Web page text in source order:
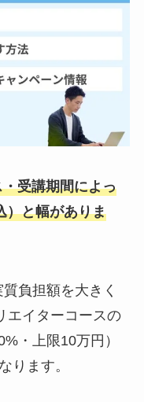
受講期間によっ
）と幅がありま
負担額を大きく
エイターコースの
・上限10万円）
ります。